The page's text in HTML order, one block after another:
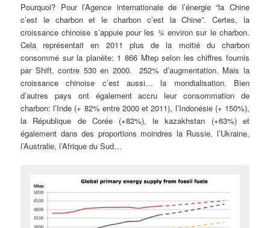
Pourquoi? Pour l’Agence internationale de l’énergie “la Chine
c’est le charbon et le charbon c’est la Chine”. Certes, la
croissance chinoise s’appuie pour les ¾ environ sur le charbon.
Cela représentait en 2011 plus de la moitié du charbon
consommé sur la planète: 1 866 Mtep selon les chiffres fournis
par Shift, contre 530 en 2000. 252% d’augmentation. Mais la
croissance chinoise c’est aussi… la mondialisation. Bien
d’autres pays ont également accru leur consommation de
charbon: l’Inde (+ 82% entre 2000 et 2011), l’Indonésie (+ 150%),
la République de Corée (+82%), le kazakhstan (+63%) et
également dans des proportions moindres la Russie, l’Ukraine,
l’Australie, l’Afrique du Sud…